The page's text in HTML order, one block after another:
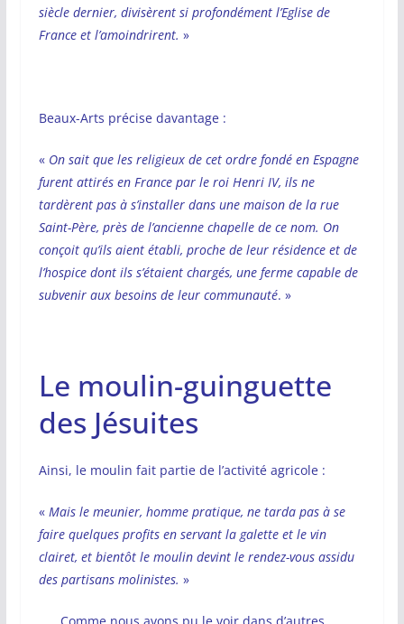
siècle dernier, divisèrent si profondément l’Eglise de
France et l’amoindrirent. »
Beaux-Arts précise davantage :
« On sait que les religieux de cet ordre fondé en Espagne
furent attirés en France par le roi Henri IV, ils ne
tardèrent pas à s’installer dans une maison de la rue
Saint-Père, près de l’ancienne chapelle de ce nom. On
conçoit qu’ils aient établi, proche de leur résidence et de
l’hospice dont ils s’étaient chargés, une ferme capable de
subvenir aux besoins de leur communauté. »
Le moulin-guinguette
des Jésuites
Ainsi, le moulin fait partie de l’activité agricole :
«Mais le meunier, homme pratique, ne tarda pas à se
faire quelques profits en servant la galette et le vin
clairet, et bientôt le moulin devint le rendez-vous assidu
des partisans molinistes. »